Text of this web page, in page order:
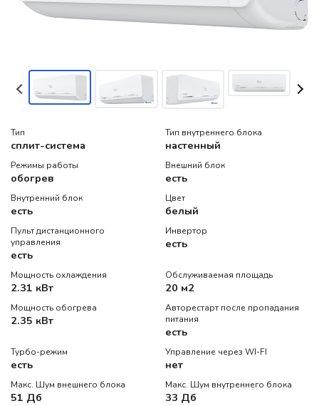
Тип
сплит-система
Тип внутреннего блока
настенный
Режимы работы
обогрев
Внешний блок
есть
Внутренний блок
есть
Цвет
белый
Пульт дистанционного
управления
есть
Инвертор
есть
Мощность охлаждения
2.31 кВт
Обслуживаемая площадь
20 м2
Мощность обогрева
2.35 кВт
Авторестарт после пропадания
питания
есть
Турбо-режим
есть
Управление через WI-FI
нет
Макс. Шум внешнего блока
51 Дб
Макс. Шум внутреннего блока
33 Дб